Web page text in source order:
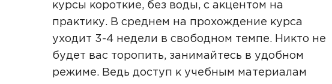
курсы короткие, без воды, с акцентом на
практику. В среднем на прохождение курса
уходит 3-4 недели в свободном темпе. Никто не
будет вас торопить, занимайтесь в удобном
режиме. Ведь доступ к учебным материалам